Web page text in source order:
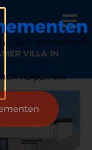
VILLA IN
zoals
helpen uw